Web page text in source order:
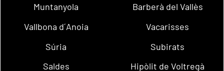
Muntanyola
Barberà del Vallès
Vallbona d´Anoia
Vacarisses
Súria
Subirats
Saldes
Hipòlit de Voltregà